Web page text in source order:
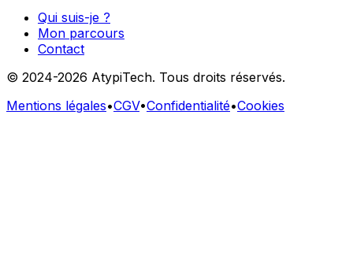
Qui suis-je ?
Mon parcours
Contact
© 2024-2026 AtypiTech. Tous droits réservés.
Mentions légales•CGV•Confidentialité•Cookies